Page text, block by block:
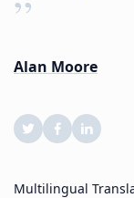
”
Alan Moore
Multilingual